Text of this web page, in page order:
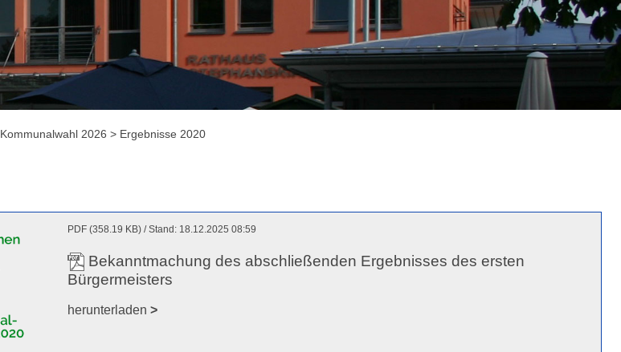
Kommunalwahl 2026 > Ergebnisse 2020
PDF (358.19 KB) Stand: 18.12.2025 08:59
Bekanntmachung des abschließenden Ergebnisses des ersten
Bürgermeisters
herunterladen >